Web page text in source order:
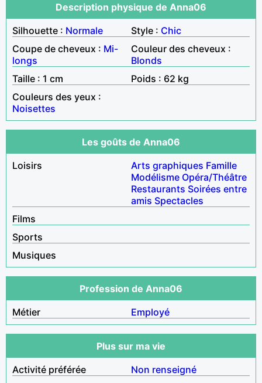
Description physique de Anna06
Silhouette : Normale Style : Chic
Coupe de cheveux : Mi-
longs
Couleur des cheveux :
Blonds
Taille : 1 cm
Poids : 62 kg
Couleurs des yeux :
Noisettes
Les goûts de Anna06
Loisirs
Arts graphiques Famille
Modélisme Opéra/Théâtre
Restaurants Soirées entre
amis Spectacles
Films
Sports
Musiques
Profession de Anna06
Métier
Employé
Plus sur ma vie
Activité préférée
Non renseigné